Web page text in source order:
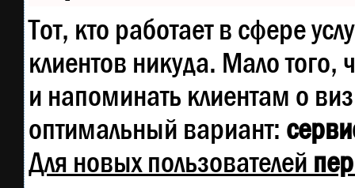
Тот, кто работает в сфере
клиентов никуда. Мало того,
и напоминать клиентам о
оптимальный вариант:
Для новых пользователей